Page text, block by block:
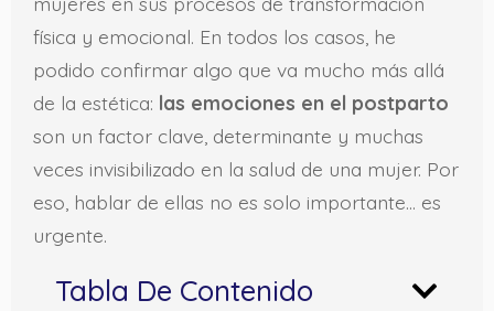
física y emocional. En todos los casos, he
podido confirmar algo que va mucho más allá
de la estética: las emociones en el postparto
son un factor clave, determinante y muchas
veces invisibilizado en la salud de una mujer. Por
eso, hablar de ellas no es solo importante… es
urgente.
Tabla De Contenido